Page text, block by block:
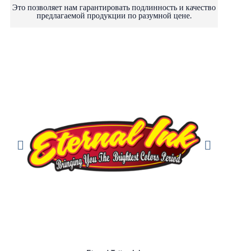
Это позволяет нам гарантировать подлинность и качество
предлагаемой продукции по разумной цене.